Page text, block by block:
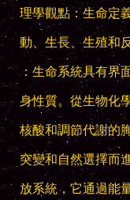
理學觀點：生命定
動、生長、生殖和
：生命系統具有界
身性質。從生物化
核酸和調節代謝的
突變和自然選擇而
放系統，它通過能